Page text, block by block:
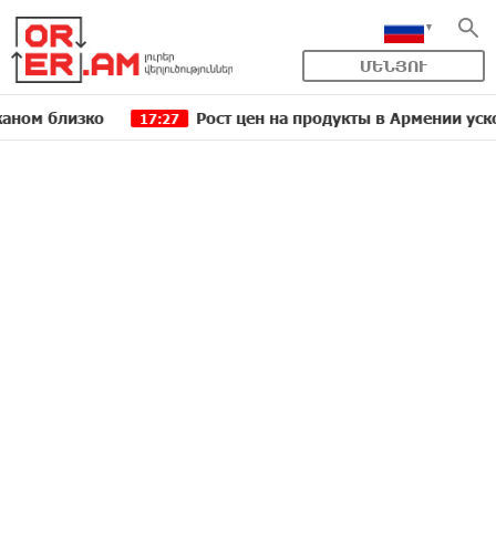
ՄԵՆՅՈՒ
17:27 Рост цен на продукты в Армении ускорился